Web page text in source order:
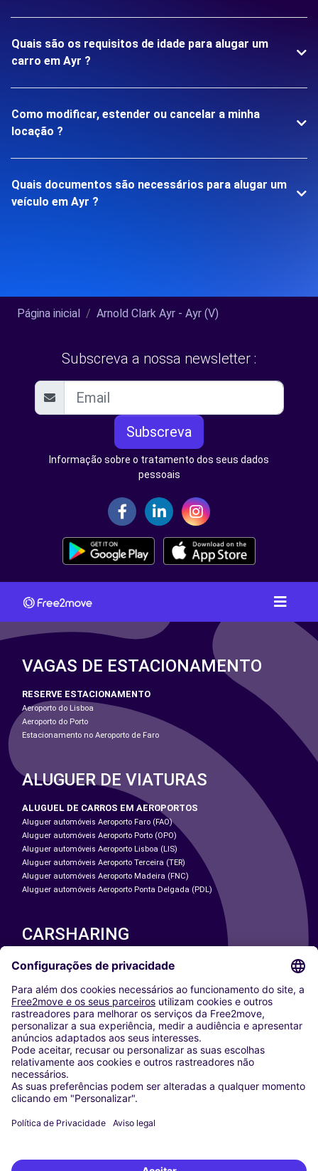
Quais são os requisitos de idade para alugar um
carro em Ayr ?
Como modificar, estender ou cancelar a minha
locação ?
Quais documentos são necessários para alugar um
veículo em Ayr ?
Página inicial Arnold Clark Ayr - Ayr (V)
Subscreva a nossa newsletter :
Subscreva
Informação sobre o tratamento dos seus dados
pessoais
VAGAS DE ESTACIONAMENTO
RESERVE ESTACIONAMENTO
Aeroporto do Lisboa
Aeroporto do Porto
Estacionamento no Aeroporto de Faro
ALUGUER DE VIATURAS
ALUGUEL DE CARROS EM AEROPORTOS
Aluguer automóveis Aeroporto Faro (FAO)
Aluguer automóveis Aeroporto Porto (OPO)
Aluguer automóveis Aeroporto Lisboa (LIS)
Aluguer automóveis Aeroporto Terceira (TER)
Aluguer automóveis Aeroporto Madeira (FNC)
Aluguer automóveis Aeroporto Ponta Delgada (PDL)
CARSHARING
NOSSAS CIDADES
Washington DC
Milan
Rome
Turin
Vienna
Berlin
Cologne
Dusseldorf
Frankfurt
Munich